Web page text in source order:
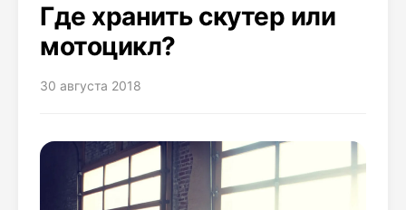
Где хранить скутер или
мотоцикл?
30 августа 2018